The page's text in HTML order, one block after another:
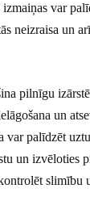
var
neizraisa un
pilnīgu
un
var palīdzēt
un izvēloties
slimību